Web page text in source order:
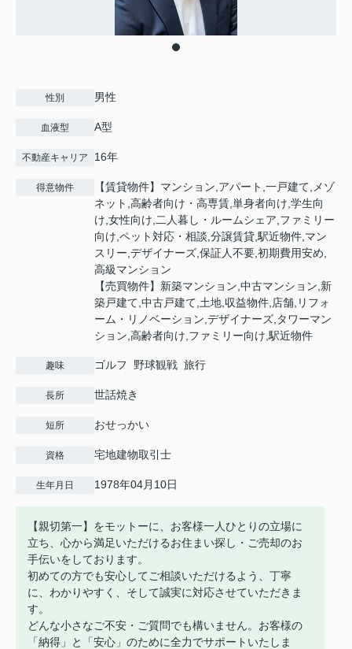
性別 男性
血液型 A型
不動産キャリア 16年
得意物件
【賃貸物件】マンション,アパート,一戸建て,メゾ
ネット,高齢者向け・高専賃,単身者向け,学生向
け,女性向け,二人暮し・ルームシェア,ファミリー
向け,ペット対応・相談,分譲賃貸,駅近物件,マン
スリー,デザイナーズ,保証人不要,初期費用安め,
高級マンション
【売買物件】新築マンション,中古マンション,新
築戸建て,中古戸建て,土地,収益物件,店舗,リフォ
ーム・リノベーション,デザイナーズ,タワーマン
ション,高齢者向け,ファミリー向け,駅近物件
趣味 ゴルフ 野球観戦 旅行
長所 世話焼き
短所 おせっかい
資格 宅地建物取引士
生年月日 1978年04月10日
【親切第一】をモットーに、お客様一人ひとりの立場に
立ち、心から満足いただけるお住まい探し・ご売却のお
手伝いをしております。
初めての方でも安心してご相談いただけるよう、丁寧
に、わかりやすく、そして誠実に対応させていただきま
す。
どんな小さなご不安・ご質問でも構いません。お客様の
「納得」と「安心」のために全力でサポートいたしま